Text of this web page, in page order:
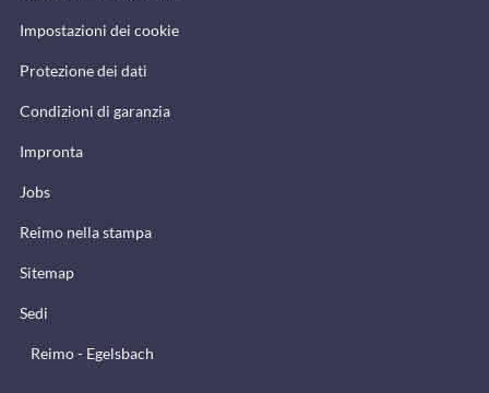
Impostazioni dei cookie
Protezione dei dati
Condizioni di garanzia
Impronta
Jobs
Reimo nella stampa
Sitemap
Sedi
Reimo - Egelsbach